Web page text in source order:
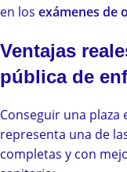
en los exámenes de
Ventajas
pública de
Conseguir una
representa una de
completas y con